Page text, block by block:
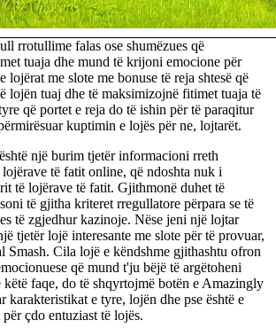
rrotullime falas ose shumëzues që
tuaja dhe mund të krijoni emocione për
me slote me bonuse të reja shtesë që
lojën tuaj dhe të maksimizojnë fitimet tuaja të
që portet e reja do të ishin për të paraqitur
kuptimin e lojës për ne, lojtarët.
një burim tjetër informacioni rreth
të fatit online, që ndoshta nuk i
të lojërave të fatit. Gjithmonë duhet të
të gjitha kriteret rregullatore përpara se të
të zgjedhur kazinoje. Nëse jeni një lojtar
tjetër lojë interesante me slote për të provuar,
Smash. Cila lojë e këndshme gjithashtu ofron
që mund t'ju bëjë të argëtoheni
faqe, do të shqyrtojmë botën e Amazingly
karakteristikat e tyre, lojën dhe pse është e
çdo entuziast të lojës.